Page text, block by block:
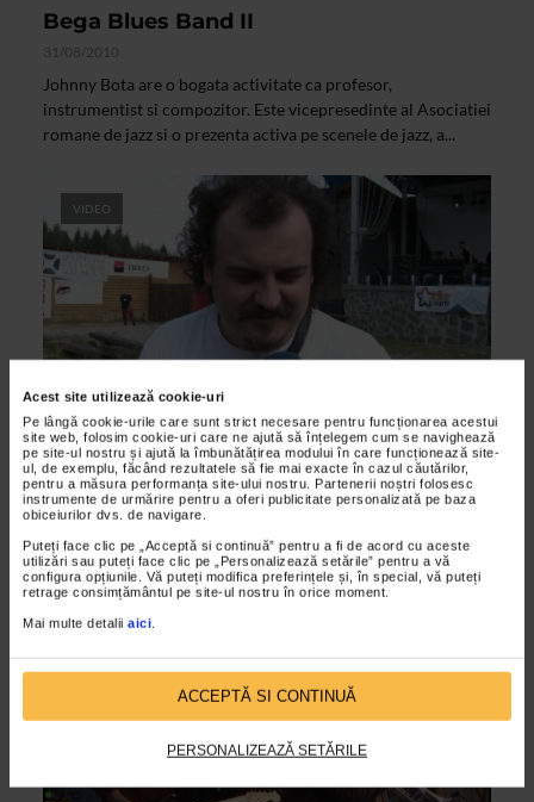
Acest site utilizează cookie-uri
Pe lângă cookie-urile care sunt strict necesare pentru funcționarea acestui
site web, folosim cookie-uri care ne ajută să înțelegem cum se navighează
pe site-ul nostru și ajută la îmbunătățirea modului în care funcționează site-
ul, de exemplu, făcând rezultatele să fie mai exacte în cazul căutărilor,
pentru a măsura performanța site-ului nostru. Partenerii noștri folosesc
instrumente de urmărire pentru a oferi publicitate personalizată pe baza
obiceiurilor dvs. de navigare.
Puteți face clic pe „Acceptă si continuă” pentru a fi de acord cu aceste
utilizări sau puteți face clic pe „Personalizează setările” pentru a vă
configura opțiunile. Vă puteți modifica preferințele și, în special, vă puteți
retrage consimțământul pe site-ul nostru în orice moment.
Mai multe detalii aici
ACCEPTĂ SI CONTINUĂ
PERSONALIZEAZĂ SETĂRILE
Bega Blues Band II
31/08/2010
Johnny Bota are o bogata activitate ca profesor,
instrumentist si compozitor. Este vicepresedinte al Asociatiei
romane de jazz si o prezenta activa pe scenele de jazz, a...
VIDEO
ARTELE SPECTACOLULUI
Garana 2010 – Funky Growl – interviu
27/08/2010
Asa cum a declarat Utu Pascu, primele intalniri si proiecte
ale grupului au avut loc acum noua ani. De atunci si pana in
primavara lui 2009, cand au fost puse bazele...
VIDEO